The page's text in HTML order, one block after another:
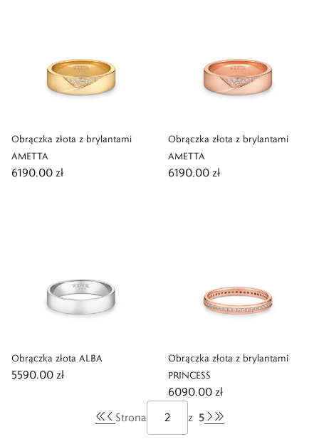
Obrączka złota z brylantami
AMETTA
6190,00 zł
Obrączka złota z brylantami
AMETTA
6190,00 zł
Obrączka złota ALBA
5590,00 zł
Obrączka złota z brylantami
PRINCESS
6090,00 zł
Strona
z 5